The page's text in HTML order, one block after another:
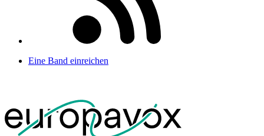
Eine Band einreichen